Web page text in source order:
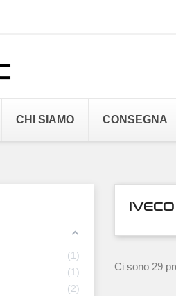
CHI SIAMO CONSEGNA
1
1
2
IVECO
Ci sono 29